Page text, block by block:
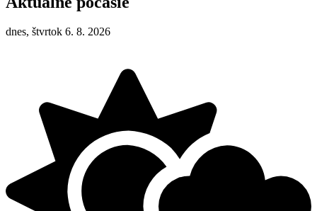
dnes, štvrtok 6. 8. 2026